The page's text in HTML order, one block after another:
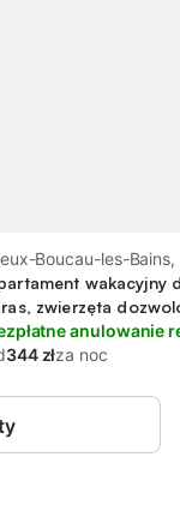
Boucau-les-
wakacyjny
zwierzęta
anulowanie
344 złza noc